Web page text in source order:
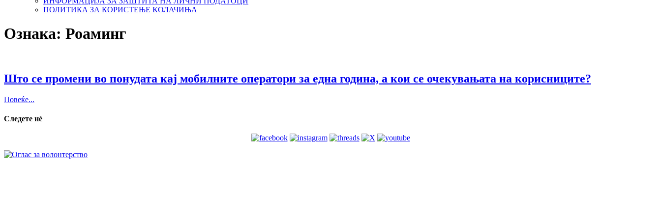
ПОЛИТИКА ЗА КОРИСТЕЊЕ КОЛАЧИЊА
Ознака: Роаминг
Што се промени во понудата кај мобилните оператори за една година, а кои се очекувањата на корисниците?
Повеќе...
Следете нѐ